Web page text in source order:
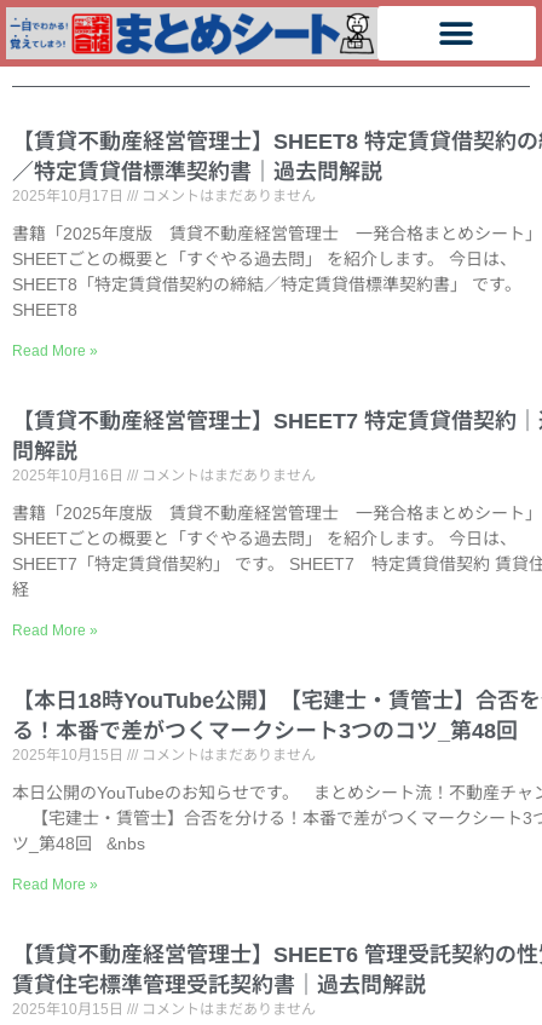
【賃貸不動産経営管理士】SHEET8 特定賃貸借契約
／特定賃貸借標準契約書｜過去問解説
2025年10月17日 コメントはまだありません
書籍「2025年度版 賃貸不動産経営管理士 一発合格まとめシート
SHEETごとの概要と「すぐやる過去問」 を紹介します。 今日は、
SHEET8「特定賃貸借契約の締結／特定賃貸借標準契約書」 です。
SHEET8
Read More »
【賃貸不動産経営管理士】SHEET7 特定賃貸借契約
問解説
2025年10月16日 コメントはまだありません
書籍「2025年度版 賃貸不動産経営管理士 一発合格まとめシート
SHEETごとの概要と「すぐやる過去問」 を紹介します。 今日は、
SHEET7「特定賃貸借契約」 です。 SHEET7 特定賃貸借契約 賃貸
経
Read More »
【本日18時YouTube公開】【宅建士・賃管士】合否
る！本番で差がつくマークシート3つのコツ_第48回
2025年10月15日 コメントはまだありません
本日公開のYouTubeのお知らせです。 まとめシート流！不動産チャ
【宅建士・賃管士】合否を分ける！本番で差がつくマークシート3
ツ_第48回 &nbs
Read More »
【賃貸不動産経営管理士】SHEET6 管理受託契約の
賃貸住宅標準管理受託契約書｜過去問解説
2025年10月15日 コメントはまだありません